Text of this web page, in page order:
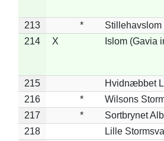
213 *
Stillehavslom
214
X Islom (Gavia
215
Hvidnæbbet
216
*
Wilsons
217
*
Sortbrynet
218
Lille